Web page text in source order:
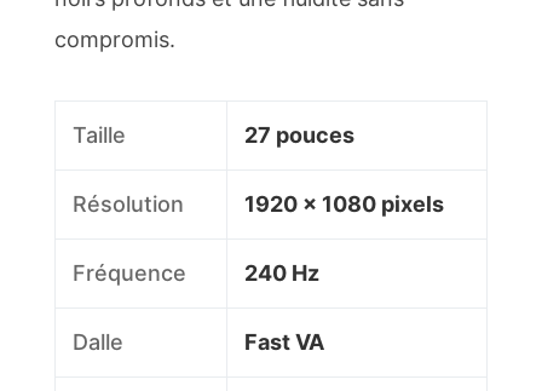
compromis.
Taille 27 pouces
Résolution 1920 x 1080 pixels
Fréquence 240 Hz
Dalle Fast VA